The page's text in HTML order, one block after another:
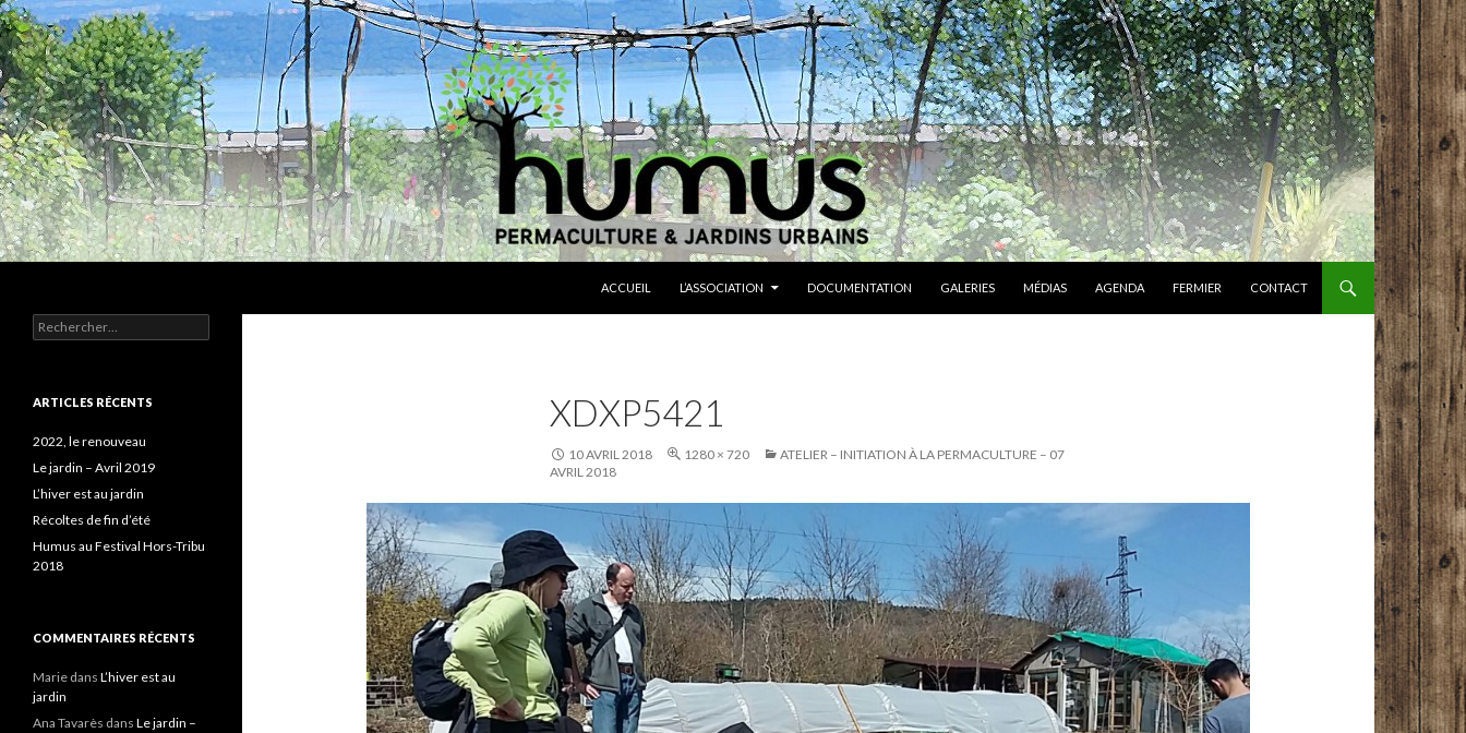
ACCUEIL
L’ASSOCIATION DOCUMENTATION GALERIES MÉDIAS AGENDA FERMIER CONTACT
XDXP5421
10 AVRIL 2018 1280 × 720
ATELIER – INITIATION À LA PERMACULTURE – 07
AVRIL 2018
Association agroécologique
Rechercher :
ARTICLES RÉCENTS
2022, le renouveau
Le jardin – Avril 2019
L’hiver est au jardin
Récoltes de fin d’été
Humus au Festival Hors-Tribu
2018
COMMENTAIRES RÉCENTS
Marie dans L’hiver est au
jardin
Ana Tavarès dans Le jardin –